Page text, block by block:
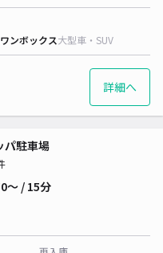
ワンボックス大型車・SUV
詳細へ
駐車場
〜 / 15分